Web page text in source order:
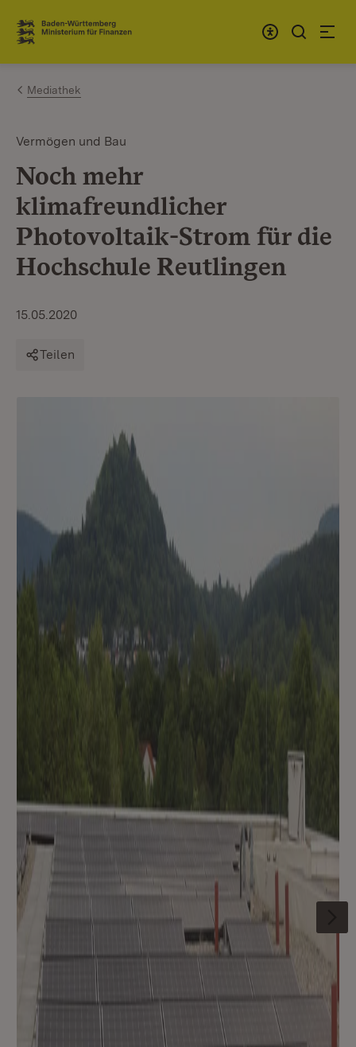
Zum Inhalt springen
Link zur Startseite
Mediathek
Vermögen und Bau
Noch mehr
klimafreundlicher
Photovoltaik-Strom für die
Hochschule Reutlingen
15.05.2020
Teilen